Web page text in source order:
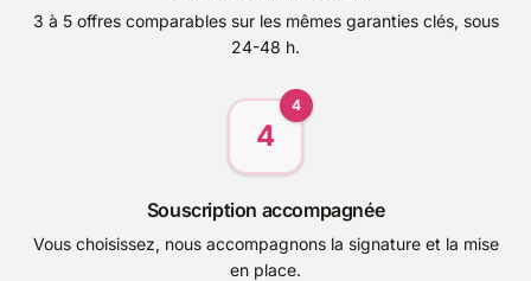
3 à 5 offres comparables sur les mêmes garanties clés, sous
24-48 h.
4
4
Souscription accompagnée
Vous choisissez, nous accompagnons la signature et la mise
en place.